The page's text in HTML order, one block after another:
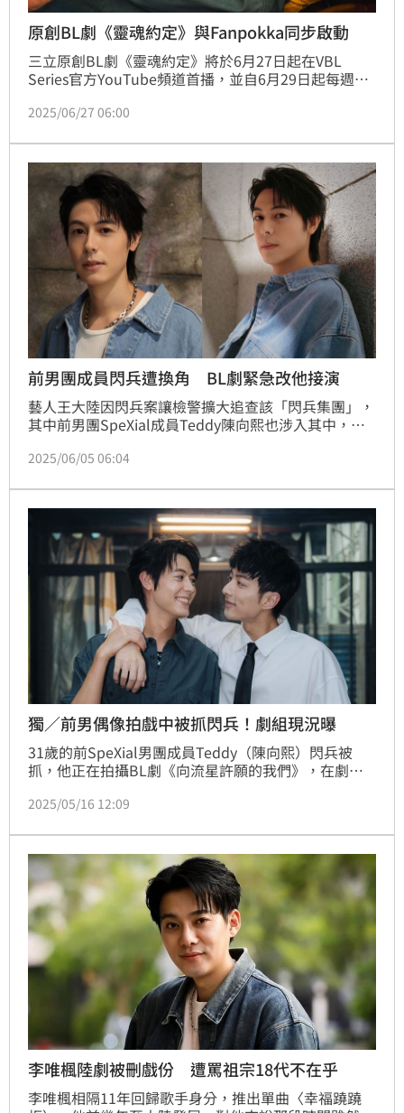
原創BL劇《靈魂約定》與Fanpokka同步啟動
三立原創BL劇《靈魂約定》將於6月27日起在VBL
Series官方YouTube頻道首播，並自6月29日起每週日
視攜手數位粉絲互動平台【Fanpokka粉絲通行證】推
每日參與投票，有機會獲得LINE POINTS點數，一邊追
劇、一邊抽獎拿好康。每日投票抽LINE POINTS，揭曉
你心中最撩男友力！
2025/06/27 06:00
前男團成員閃兵遭換角 BL劇緊急改他接演
藝人王大陸因閃兵案讓檢警擴大追查該「閃兵集團」，
其中前男團SpeXial成員Teddy陳向熙也涉入其中，上
發，而劇組也火速換角，換成初孟軒。
2025/06/05 06:04
獨／前男偶像拍戲中被抓閃兵！劇組現況曝
31歲的前SpeXial男團成員Teddy（陳向熙）閃兵被
抓，他正在拍攝BL劇《向流星許願的我們》，在劇組
攝狀況，監製潘心慧回覆《三立新聞網》：「目前如期
2025/05/16 12:09
李唯楓陸劇被刪戲份 遭罵祖宗18代不在乎
李唯楓相隔11年回歸歌手身分，推出單曲〈幸福蹺蹺